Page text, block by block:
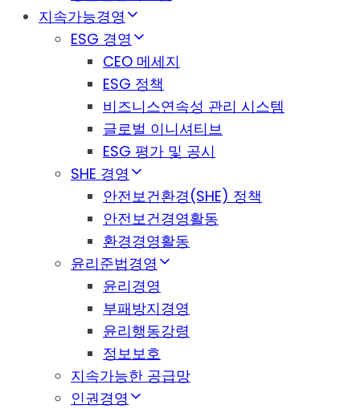
지속가능경영
ESG 경영
CEO 메세지
ESG 정책
비즈니스연속성 관리 시스템
글로벌 이니셔티브
ESG 평가 및 공시
SHE 경영
안전보건환경(SHE) 정책
안전보건경영활동
환경경영활동
윤리준법경영
윤리경영
부패방지경영
윤리행동강령
정보보호
지속가능한 공급망
인권경영